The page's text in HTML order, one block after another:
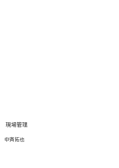
現場管理
中斉拓也